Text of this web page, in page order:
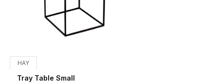
HAY
Tray Table Small